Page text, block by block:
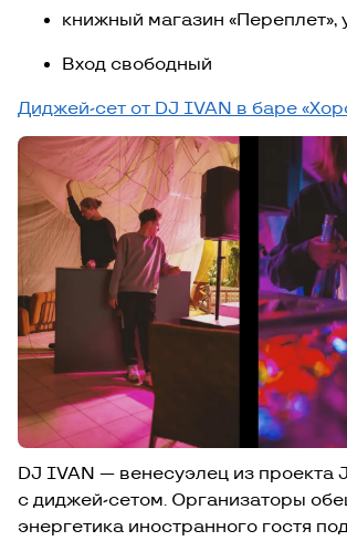
книжный магазин «Переплет»,
Вход свободный
Диджей-сет от DJ IVAN в баре
DJ IVAN — венесуэлец из проекта
с диджей-сетом. Организаторы
энергетика иностранного гостя